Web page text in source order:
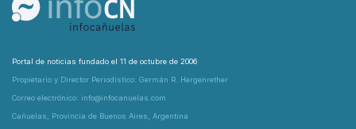
Portal de noticias fundado el 11 de octubre de 2006
Propietario y Director Periodístico: Germán R. Hergenrether
Correo electrónico: info@infocanuelas.com
Cañuelas, Provincia de Buenos Aires, Argentina